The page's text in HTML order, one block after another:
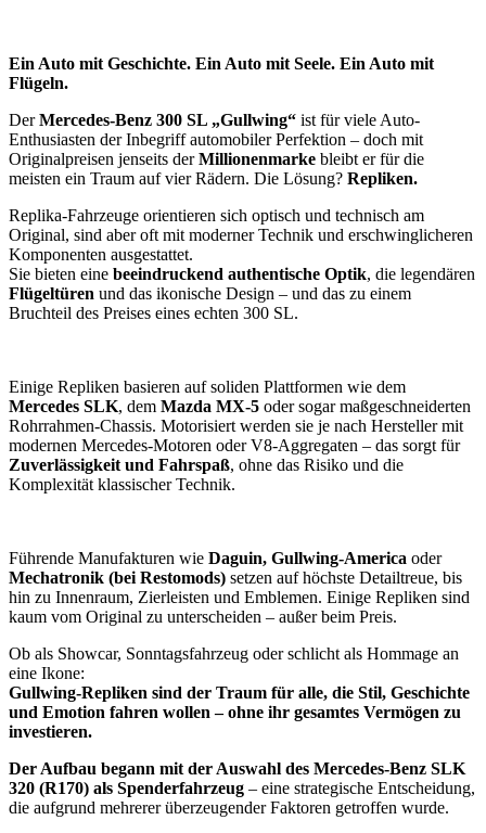
Ein Auto mit Geschichte. Ein Auto mit Seele. Ein Auto mit
Flügeln.
DerMercedes-Benz 300 SL „Gullwing“ ist für viele Auto-
Enthusiasten der Inbegriff automobiler Perfektion – doch mit
Originalpreisen jenseits derMillionenmarke bleibt er für die
meisten ein Traum auf vier Rädern. Die Lösung? Repliken.
Replika-Fahrzeuge orientieren sich optisch und technisch am
Original, sind aber oft mit moderner Technik und erschwinglicheren
Komponenten ausgestattet.
Sie bieten eine beeindruckend authentische Optik, die legendären
Flügeltüren und das ikonische Design – und das zu einem
Bruchteil des Preises eines echten 300 SL.
Einige Repliken basieren auf soliden Plattformen wie dem
Mercedes SLK, dem Mazda MX-5 oder sogar maßgeschneiderten
Rohrrahmen-Chassis. Motorisiert werden sie je nach Hersteller mit
modernen Mercedes-Motoren oder V8-Aggregaten – das sorgt für
Zuverlässigkeit und Fahrspaß, ohne das Risiko und die
Komplexität klassischer Technik.
Führende Manufakturen wie Daguin, Gullwing-America oder
Mechatronik (bei Restomods) setzen auf höchste Detailtreue, bis
hin zu Innenraum, Zierleisten und Emblemen. Einige Repliken sind
kaum vom Original zu unterscheiden – außer beim Preis.
Ob als Showcar, Sonntagsfahrzeug oder schlicht als Hommage an
eine Ikone:
Gullwing-Repliken sind der Traum für alle, die Stil, Geschichte
und Emotion fahren wollen – ohne ihr gesamtes Vermögen zu
investieren.
Der Aufbau begann mit der Auswahl des Mercedes-Benz SLK
320 (R170) als Spenderfahrzeug – eine strategische Entscheidung,
die aufgrund mehrerer überzeugender Faktoren getroffen wurde.